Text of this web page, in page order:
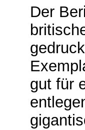
Der
gut für